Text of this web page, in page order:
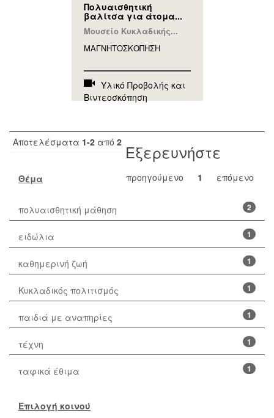
Πολυαισθητική
βαλίτσα για άτομα...
Μουσείο Κυκλαδικής...
ΜΑΓΝΗΤΟΣΚΟΠΗΣΗ
Υλικό Προβολής και
Βιντεοσκόπηση
Αποτελέσματα 1-2 από 2
προηγούμενο 1 επόμενο
Εξερευνήστε
Θέμα
2
πολυαισθητική μάθηση
1
ειδώλια
1
καθημερινή ζωή
1
Κυκλαδικός πολιτισμός
1
παιδιά με αναπηρίες
1
τέχνη
1
ταφικά έθιμα
Επιλογή κοινού